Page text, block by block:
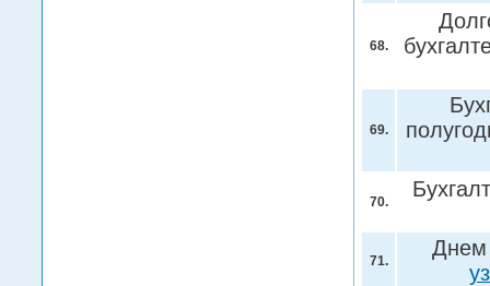
68.
69.
70.
71.
Днем